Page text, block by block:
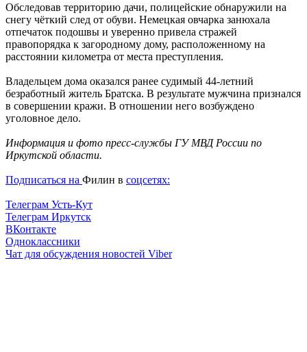
Обследовав территорию дачи, полицейские обнаружили на
снегу чёткий след от обуви. Немецкая овчарка занюхала
отпечаток подошвы и уверенно привела стражей
правопорядка к загородному дому, расположенному на
расстоянии километра от места преступления.
Владельцем дома оказался ранее судимый 44-летний
безработный житель Братска. В результате мужчина признался
в совершении кражи. В отношении него возбуждено
уголовное дело.
Информация и фото пресс-службы ГУ МВД России по
Иркутской области.
Подписаться на Филин в соцсетях:
Телеграм Усть-Кут
Телеграм Иркутск
ВКонтакте
Одноклассники
Чат для обсуждения новостей Viber